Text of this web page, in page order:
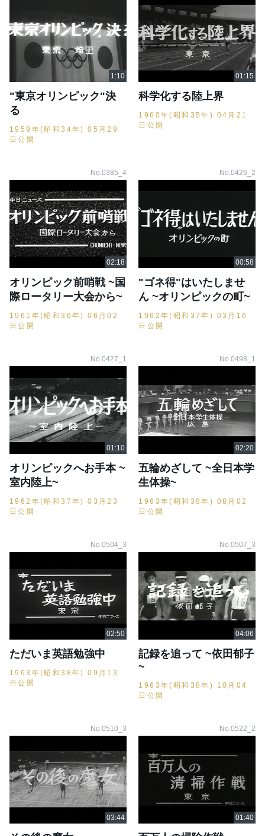
"東京オリンピック"決
る
1959年(昭和34年) 05月29
日公開
科学化する陸上界
1960年(昭和35年) 04月21
日公開
No.0385_4
オリンピック前哨戦 ~国
際ロータリー大会から~
1961年(昭和36年) 06月02
日公開
No.0426_2
"ゴネ得"はいたしませ
ん ~オリンピックの町~
1962年(昭和37年) 03月16
日公開
No.0427_1
オリンピックへお手本 ~
室内陸上~
1962年(昭和37年) 03月23
日公開
No.0498_1
五輪めざして ~全日本学
生体操~
1963年(昭和38年) 08月02
日公開
No.0504_3
ただいま英語勉強中
1963年(昭和38年) 09月13
日公開
No.0507_3
記録を追って ~依田郁子
~
1963年(昭和38年) 10月04
日公開
No.0510_3 No.0522_2